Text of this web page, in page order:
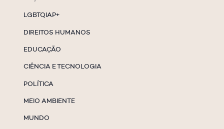
LGBTQIAP+
DIREITOS HUMANOS
EDUCAÇÃO
CIÊNCIA E TECNOLOGIA
POLÍTICA
MEIO AMBIENTE
MUNDO